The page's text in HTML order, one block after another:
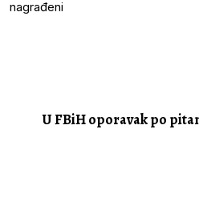
U FBiH oporavak po